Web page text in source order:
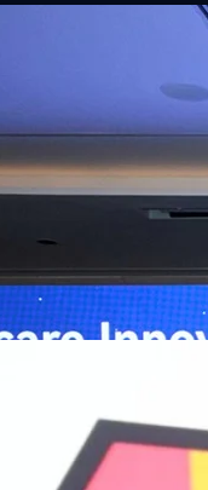
วงการสาธารณสุข
อการแพทย์ในประเทศ
หัวเว่ย จัดงาน “Huawei
2026 รวมผู้นำด้านน
ทยและจีน ร่วมขับเคลื่อน
ระกาศความร่วมมือครั้งส
นายปีเตอร์ จาง ประธานก
าวถึงความมุ่งมั่นของหัวเ
องเทคโนโลยี AI ในการ
น ภายใต้แนวคิด “AI for
สาธารณสุขอย่างรวดเร็ว
ว่าความร่วมมือระหว่างหัว
เร่งเครื่อง New
) จำกัด (มหาชน) หรือ